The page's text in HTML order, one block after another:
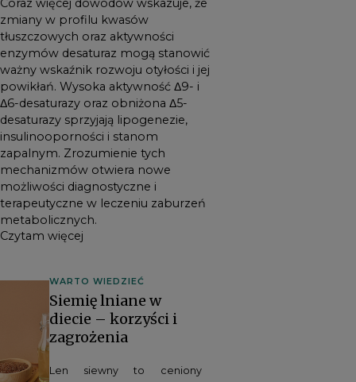
Coraz więcej dowodów wskazuje, że
zmiany w profilu kwasów
tłuszczowych oraz aktywności
enzymów desaturaz mogą stanowić
ważny wskaźnik rozwoju otyłości i jej
powikłań. Wysoka aktywność Δ9- i
Δ6-desaturazy oraz obniżona Δ5-
desaturazy sprzyjają lipogenezie,
insulinooporności i stanom
zapalnym. Zrozumienie tych
mechanizmów otwiera nowe
możliwości diagnostyczne i
terapeutyczne w leczeniu zaburzeń
metabolicznych.
Czytam więcej
WARTO WIEDZIEĆ
Siemię lniane w
diecie – korzyści i
zagrożenia
Len siewny to ceniony